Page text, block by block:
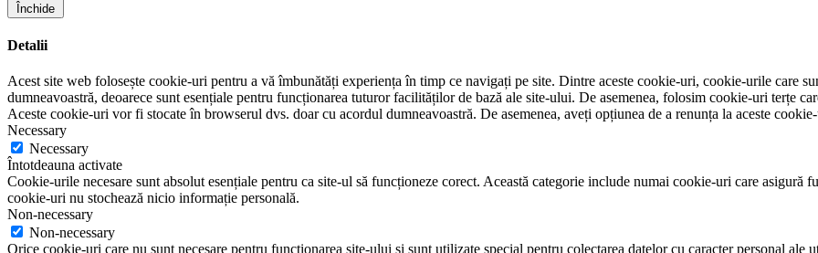
Închide
Detalii
Acest site web folosește cookie-uri pentru a vă îmbunătăți experiența în timp ce navigați pe site. Dintre aceste cookie-uri, cookie-urile care
dumneavoastră, deoarece sunt esențiale pentru funcționarea tuturor facilităților de bază ale site-ului. De asemenea, folosim cookie-uri terțe
Aceste cookie-uri vor fi stocate în browserul dvs. doar cu acordul dumneavoastră. De asemenea, aveți opțiunea de a renunța la aceste
Necessary
Necessary
Întotdeauna activate
Cookie-urile necesare sunt absolut esențiale pentru ca site-ul să funcționeze corect. Această categorie include numai cookie-uri care asigură
cookie-uri nu stochează nicio informație personală.
Non-necessary
Non-necessary
Orice cookie-uri care nu sunt necesare pentru funcționarea site-ului și sunt utilizate special pentru colectarea datelor cu caracter personal